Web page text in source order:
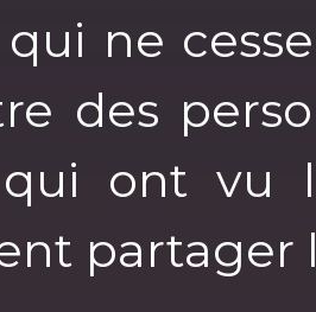
ne
des
ont vu
partager